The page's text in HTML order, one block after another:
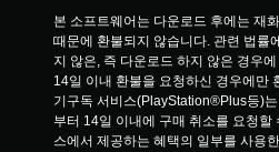
본 소프트웨어는 다운로드 후에는 재
때문에 환불되지 않습니다. 관련 법률
지 않은, 즉 다운로드 하지 않은 경우
14일 이내 환불을 요청하신 경우에만
기구독 서비스(PlayStation®Plus등)
부터 14일 이내에 구매 취소를 요청할
스에서 제공하는 혜택의 일부를 사용